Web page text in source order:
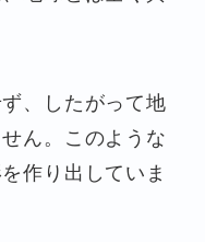
、したがって地
ん。このような
作り出していま